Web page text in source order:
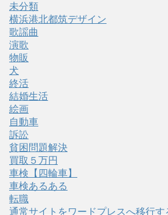
未分類
横浜港北都筑デザイン
歌謡曲
演歌
物販
犬
終活
結婚生活
絵画
自動車
訴訟
貧困問題解決
買取５万円
車検【四輪車】
車検あるある
転職
通常サイトをワードプレスへ移行